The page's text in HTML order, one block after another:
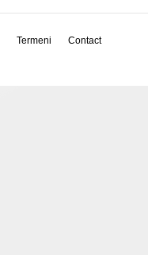
Termeni Contact